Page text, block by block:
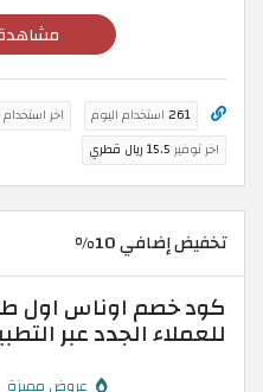
261 استخدام اليوم اخر
اخر توفير 15.5 ريال قطري
تخفيض إضافي 10%
للعملاء الجدد عبر
عروض مميزة